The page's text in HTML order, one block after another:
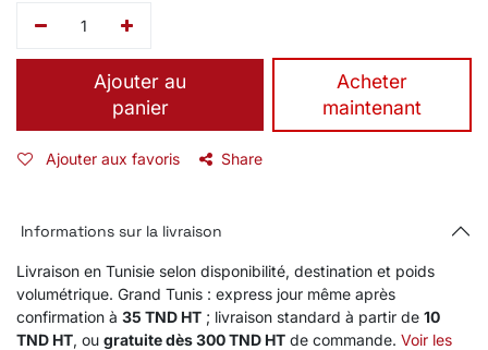
Ajouter au
panier
​Acheter
maintenant
Ajouter aux favoris Share
Informations sur la livraison
Livraison en Tunisie selon disponibilité, destination et poids
volumétrique. Grand Tunis : express jour même après
confirmation à 35 TND HT ; livraison standard à partir de 10
TND HT, ou gratuite dès 300 TND HT de commande. Voir les